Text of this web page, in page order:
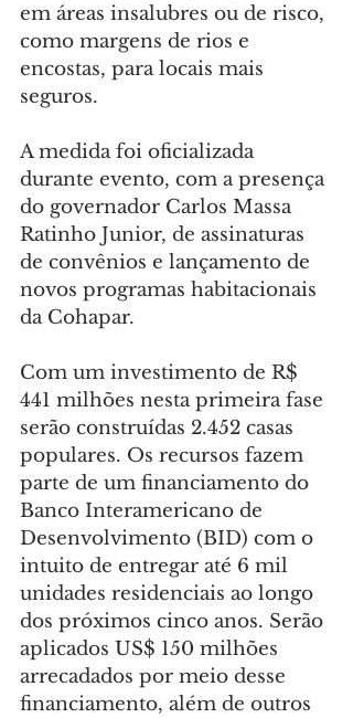
em áreas insalubres ou de risco,
como margens de rios e
encostas, para locais mais
seguros.
A medida foi oficializada
durante evento, com a presença
do governador Carlos Massa
Ratinho Junior, de assinaturas
de convênios e lançamento de
novos programas habitacionais
da Cohapar.
Com um investimento de R$
441 milhões nesta primeira fase
serão construídas 2.452 casas
populares. Os recursos fazem
parte de um financiamento do
Banco Interamericano de
Desenvolvimento (BID) com o
intuito de entregar até 6 mil
unidades residenciais ao longo
dos próximos cinco anos. Serão
aplicados US$ 150 milhões
arrecadados por meio desse
financiamento, além de outros